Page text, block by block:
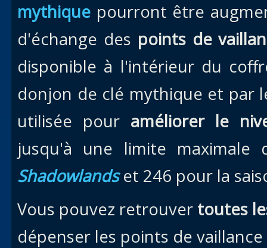
Uldum
Val
mythique pourront être
d'échange des points de
disponible à l'intérieur du
donjon de clé mythique et par
utilisée pour améliorer le
jusqu'à une limite
Shadowlandset 246 pour la
Vous pouvez retrouver toutes
dépenser les points de